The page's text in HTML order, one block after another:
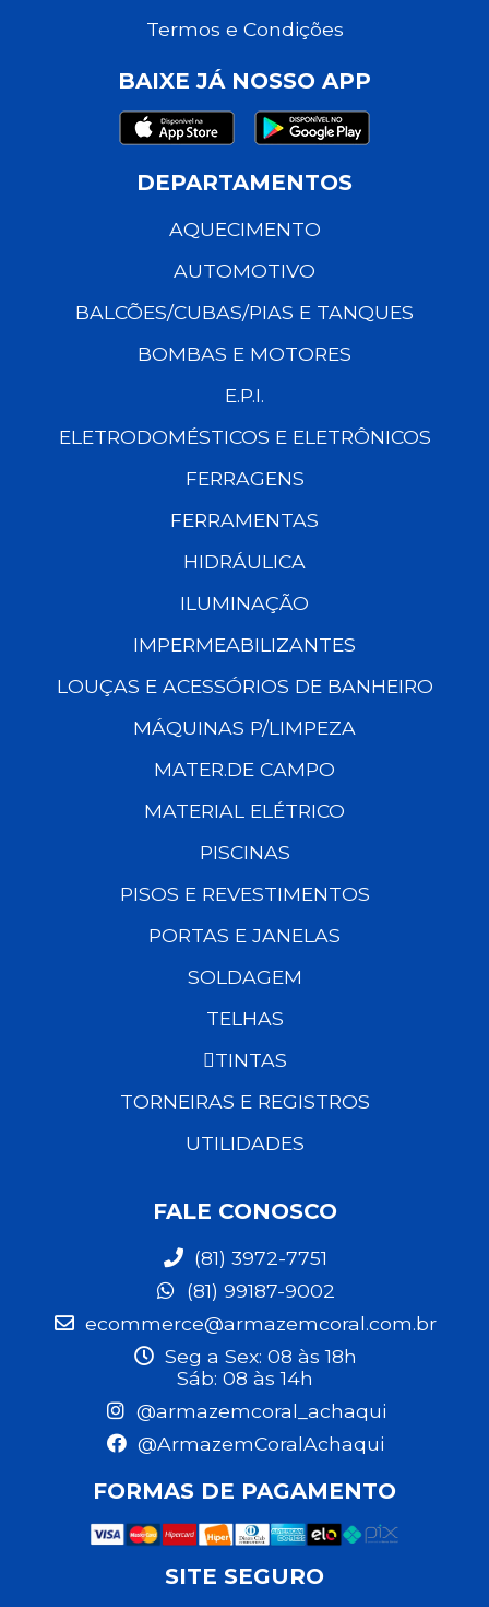
Termos e Condições
BAIXE JÁ NOSSO APP
DEPARTAMENTOS
AQUECIMENTO
AUTOMOTIVO
BALCÕES/CUBAS/PIAS E TANQUES
BOMBAS E MOTORES
E.P.I.
ELETRODOMÉSTICOS E ELETRÔNICOS
FERRAGENS
FERRAMENTAS
HIDRÁULICA
ILUMINAÇÃO
IMPERMEABILIZANTES
LOUÇAS E ACESSÓRIOS DE BANHEIRO
MÁQUINAS P/LIMPEZA
MATER.DE CAMPO
MATERIAL ELÉTRICO
PISCINAS
PISOS E REVESTIMENTOS
PORTAS E JANELAS
SOLDAGEM
TELHAS
TINTAS
TORNEIRAS E REGISTROS
UTILIDADES
FALE CONOSCO
(81) 3972-7751
(81) 99187-9002
ecommerce@armazemcoral.com.br
Seg a Sex: 08 às 18h
Sáb: 08 às 14h
@armazemcoral_achaqui
@ArmazemCoralAchaqui
FORMAS DE PAGAMENTO
SITE SEGURO